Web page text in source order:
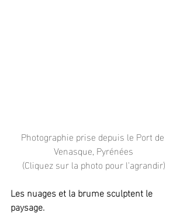
Photographie prise depuis le Port de
Venasque, Pyrénées
(Cliquez sur la photo pour l'agrandir)
Les nuages et la brume sculptent le
paysage.